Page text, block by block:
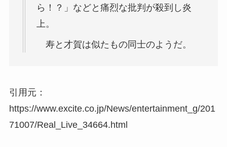
ら！？」などと痛烈な批判が殺到し炎
上。
寿と才賀は似たもの同士のようだ。
引用元：
https://www.excite.co.jp/News/entertainment_g/201
71007/Real_Live_34664.html